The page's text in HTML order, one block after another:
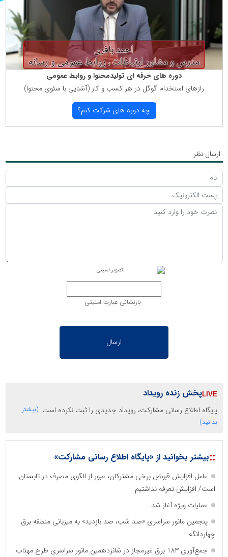
دوره های حرفه ای تولیدمحتوا و روابط عمومی
رازهای استخدام گوگل در هر كسب و كار (آشنایی با سئوی محتوا)
چه دوره های شركت كنم؟
ارسال نظر
بازنشانی عبارت امنیتی
پخش زنده رویداد
پایگاه اطلاع رسانی مشارکت، رویداد جدیدی را ثبت نکرده است. (بیشتر
بدانید)
::بیشتر بخوانید از «پایگاه اطلاع رسانی مشارکت»
عامل افزایش قبوض برخی مشترکان، عبور از الگوی مصرف در تابستان
است/ افزایش تعرفه نداشتیم
عملیات ویژه آغاز شد...
پنجمین مانور سراسری «صد شب، صد بازدید» به میزبانی منطقه برق
چهاردانگه
جمع‌آوری 183 برق غیرمجاز در شانزدهمین مانور سراسری طرح مهتاب